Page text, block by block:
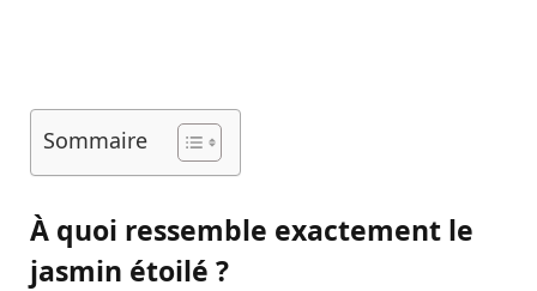
Sommaire
À quoi ressemble exactement le
jasmin étoilé ?